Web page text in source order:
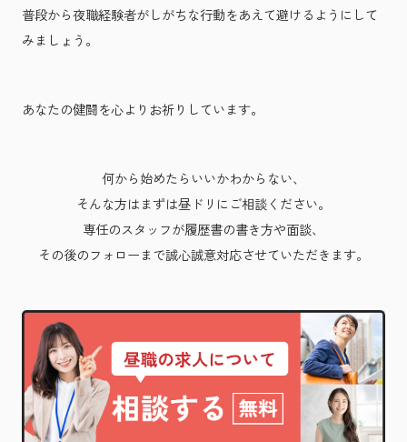
普段から夜職経験者がしがちな行動をあえて避けるようにして
みましょう。
あなたの健闘を心よりお祈りしています。
何から始めたらいいかわからない、
そんな方はまずは昼ドリにご相談ください。
専任のスタッフが履歴書の書き方や面談、
その後のフォローまで誠心誠意対応させていただきます。